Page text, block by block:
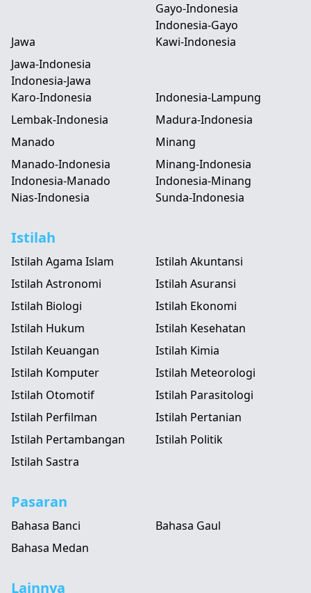
Gayo-Indonesia
Indonesia-Gayo
Jawa
Jawa-Indonesia
Indonesia-Jawa
Kawi-Indonesia
Karo-Indonesia
Indonesia-Lampung
Lembak-Indonesia
Madura-Indonesia
Manado
Manado-Indonesia
Indonesia-Manado
Minang
Minang-Indonesia
Indonesia-Minang
Nias-Indonesia
Sunda-Indonesia
Istilah
Istilah Agama Islam
Istilah Akuntansi
Istilah Astronomi
Istilah Asuransi
Istilah Biologi
Istilah Ekonomi
Istilah Hukum
Istilah Kesehatan
Istilah Keuangan
Istilah Kimia
Istilah Komputer
Istilah Meteorologi
Istilah Otomotif
Istilah Parasitologi
Istilah Perfilman
Istilah Pertanian
Istilah Pertambangan
Istilah Politik
Istilah Sastra
Pasaran
Bahasa Banci
Bahasa Gaul
Bahasa Medan
Lainnya